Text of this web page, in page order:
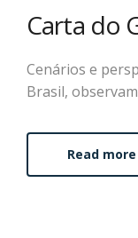
Carta do
Cenários e
Brasil,
Read more